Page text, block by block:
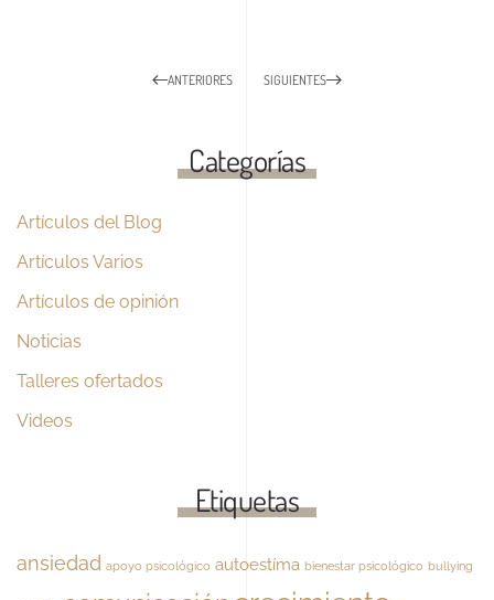
ANTERIORES SIGUIENTES
Categorías
Artículos del Blog
Artículos Varios
Artículos de opinión
Noticias
Talleres ofertados
Videos
Etiquetas
ansiedad apoyo psicológico autoestíma bienestar psicológico bullying